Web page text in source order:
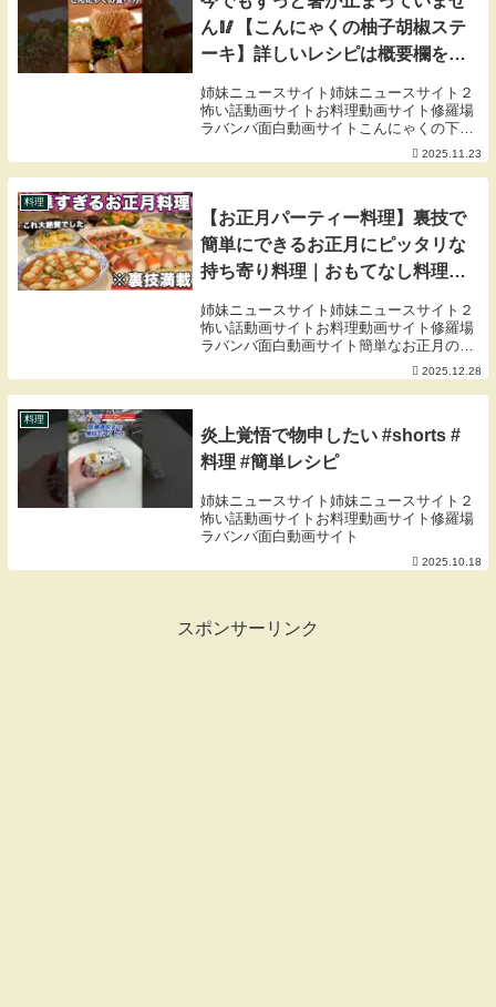
ん🥢【こんにゃくの柚子胡椒ステ
ーキ】詳しいレシピは概要欄をチ
シピ #こんにゃく #おうちごはん
姉妹ニュースサイト姉妹ニュースサイト２
怖い話動画サイトお料理動画サイト修羅場
ラバンバ面白動画サイトこんにゃくの下ゆ
ではレンジで手軽に♪ ピリッとした柚子胡
椒の風味が ちょっぴり大人味の一品ですよ
▶︎チャンネル登録はこちら▶︎詳しくは”無料
2025.11.23
料理
【お正月パーティー料理】裏技で
簡単にできるお正月にピッタリな
持ち寄り料理｜おもてなし料理｜
せち
姉妹ニュースサイト姉妹ニュースサイト２
怖い話動画サイトお料理動画サイト修羅場
ラバンバ面白動画サイト簡単なお正月のお
もてなし料理を作りました✨簡単で時短で
きる裏ワザ満載！よかったらお試しくださ
い♪簡単おもてなし料理やお弁当作り、晩
2025.12.28
料理
炎上覚悟で物申したい #shorts #
料理 #簡単レシピ
姉妹ニュースサイト姉妹ニュースサイト２
怖い話動画サイトお料理動画サイト修羅場
ラバンバ面白動画サイト
2025.10.18
スポンサーリンク